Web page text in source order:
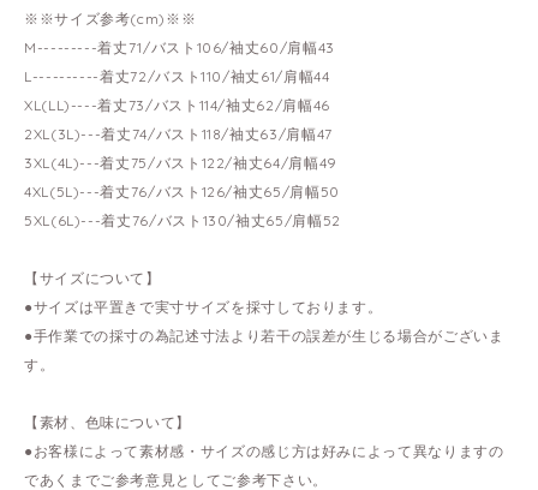
※※サイズ参考(cm)※※
M---------着丈71/バスト106/袖丈60/肩幅43
L----------着丈72/バスト110/袖丈61/肩幅44
XL(LL)----着丈73/バスト114/袖丈62/肩幅46
2XL(3L)---着丈74/バスト118/袖丈63/肩幅47
3XL(4L)---着丈75/バスト122/袖丈64/肩幅49
4XL(5L)---着丈76/バスト126/袖丈65/肩幅50
5XL(6L)---着丈76/バスト130/袖丈65/肩幅52
【サイズについて】
●サイズは平置きで実寸サイズを採寸しております。
●手作業での採寸の為記述寸法より若干の誤差が生じる場合がございま
す。
【素材、色味について】
●お客様によって素材感・サイズの感じ方は好みによって異なりますの
であくまでご参考意見としてご参考下さい。